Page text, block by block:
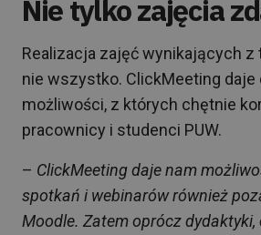
Nie tylko zajęcia
Realizacja zajęć wynikających
nie wszystko. ClickMeeting daje
możliwości, z których chętnie
pracownicy i studenci PUW.
– ClickMeeting daje nam
spotkań i webinarów również
Moodle. Zatem oprócz dydaktyki,